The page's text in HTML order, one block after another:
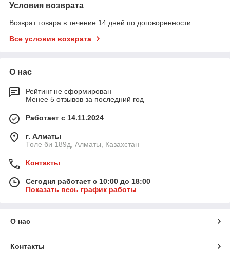
Условия возврата
Возврат товара в течение 14 дней по договоренности
Все условия возврата
О нас
Рейтинг не сформирован
Менее 5 отзывов за последний год
Работает с 14.11.2024
г. Алматы
Толе би 189д, Алматы, Казахстан
Контакты
Сегодня работает с 10:00 до 18:00
Показать весь график работы
О нас
Контакты